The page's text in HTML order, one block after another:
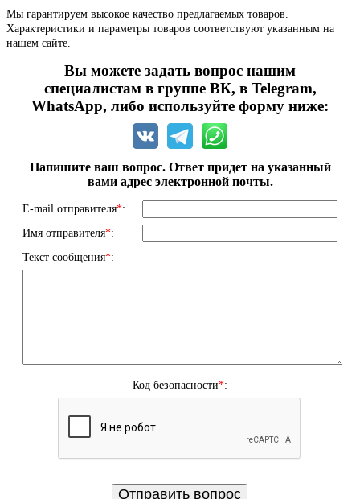
Мы гарантируем высокое качество предлагаемых товаров.
Характеристики и параметры товаров соответствуют указанным на
нашем сайте.
Вы можете задать вопрос нашим
специалистам в группе ВК, в Telegram,
WhatsApp, либо используйте форму ниже:
Напишите ваш вопрос. Ответ придет на указанный
вами адрес электронной почты.
E-mail отправителя*:
Имя отправителя*:
Текст сообщения*:
Код безопасности*: